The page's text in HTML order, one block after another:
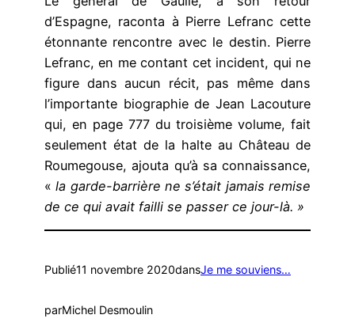
d’Espagne, raconta à Pierre Lefranc cette
étonnante rencontre avec le destin. Pierre
Lefranc, en me contant cet incident, qui ne
figure dans aucun récit, pas même dans
l’importante biographie de Jean Lacouture
qui, en page 777 du troisième volume, fait
seulement état de la halte au Château de
Roumegouse, ajouta qu’à sa connaissance,
«la garde-barrière ne s’était jamais remise
de ce qui avait failli se passer ce jour-là. »
Publié11 novembre 2020dansJe me souviens…
parMichel Desmoulin